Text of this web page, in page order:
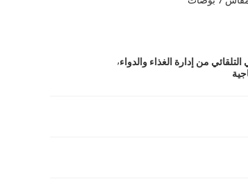
من إدارة الغذاء والدواء,